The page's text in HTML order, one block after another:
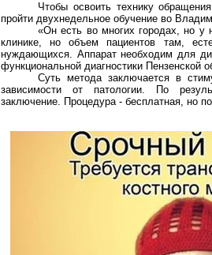
Чтобы освоить технику
пройти двухнедельное обучение во
«Он есть во многих городах, но
клинике, но объем пациентов там,
нуждающихся. Аппарат необходим для
функциональной диагностики Пензенской
Суть метода заключается в
зависимости от патологии. По
заключение. Процедура - бесплатная, но